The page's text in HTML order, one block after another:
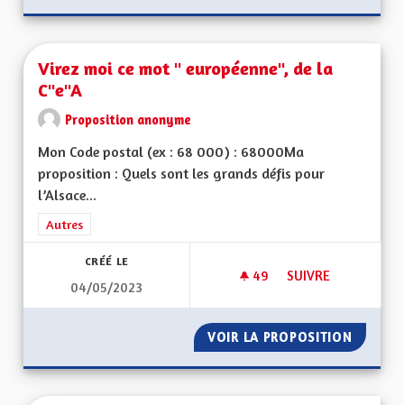
Virez moi ce mot " européenne", de la
C"e"A
Proposition anonyme
Mon Code postal (ex : 68 000) : 68000Ma
proposition : Quels sont les grands défis pour
l’Alsace...
Filtrer les résultats de la catégorie : Autres
Autres
CRÉÉ LE
04/05/2023
49 49 ABONNÉS
SUIVRE
VOIR LA PROPOSITION VIREZ